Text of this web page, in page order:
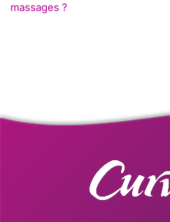
massages ?